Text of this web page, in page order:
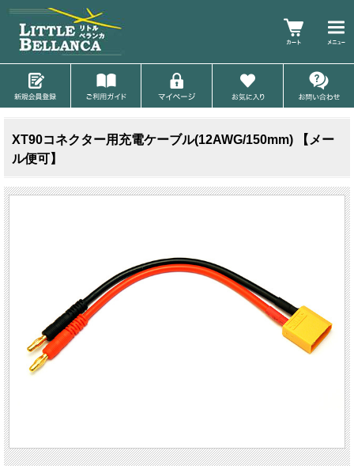
XT90コネクター用充電ケーブル(12AWG/150mm) 【メー
ル便可】